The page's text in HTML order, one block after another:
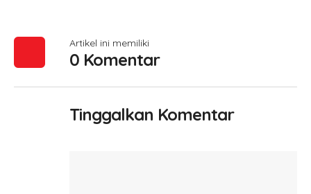
Artikel ini memiliki
0 Komentar
Tinggalkan Komentar